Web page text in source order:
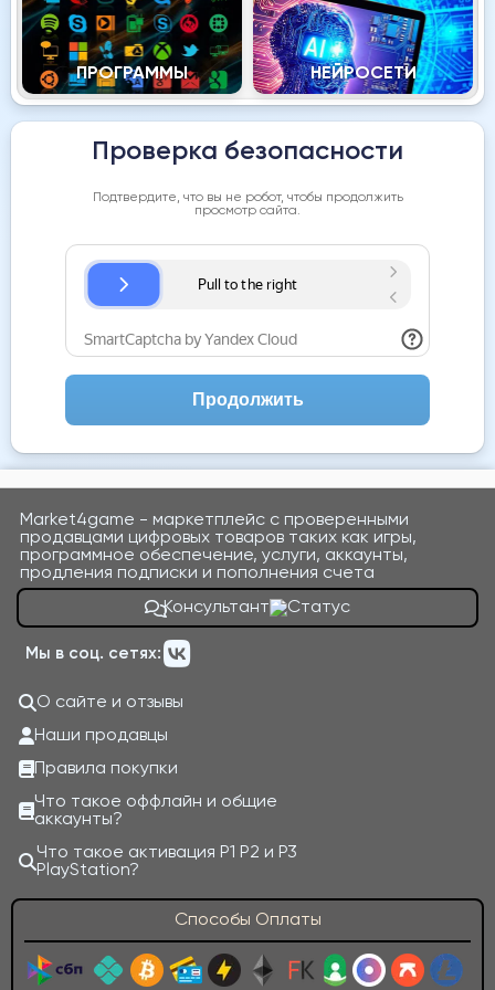
ПРОГРАММЫ НЕЙРОСЕТИ
Проверка безопасности
Подтвердите, что вы не робот, чтобы продолжить
просмотр сайта.
Продолжить
Market4game - маркетплейс с проверенными
продавцами цифровых товаров таких как игры,
программное обеспечение, услуги, аккаунты,
продления подписки и пополнения счета
Консультант
Мы в соц. сетях:
О сайте и отзывы
Наши продавцы
Правила покупки
Что такое оффлайн и общие
аккаунты?
Что такое активация P1 P2 и P3
PlayStation?
Способы Оплаты